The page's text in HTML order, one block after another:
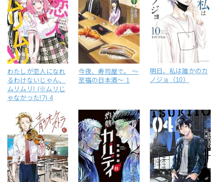
わたしが恋人になれ
るわけないじゃん、
ムリムリ! (※ムリじ
ゃなかった!?) 4
今夜、寿司屋で。 ～
至福の日本酒～ 1
明日、私は誰かのカ
ノジョ（10）